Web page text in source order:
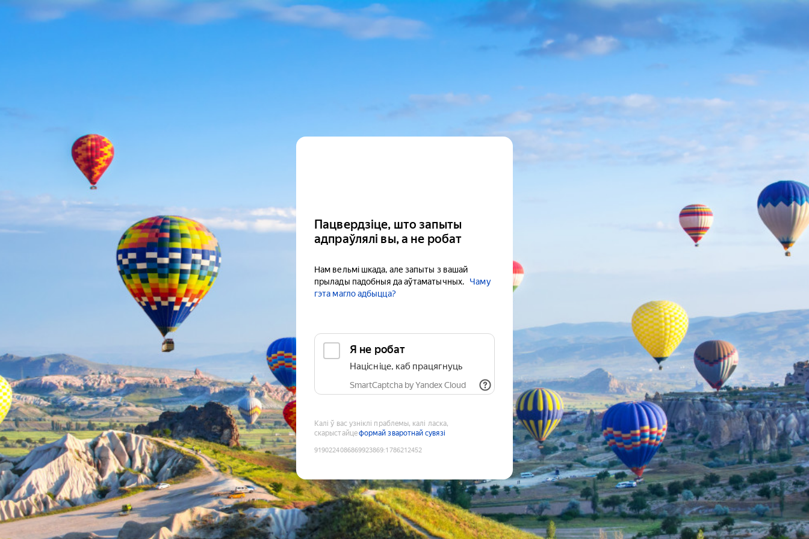
Пацвердзіце, што запыты
адпраўлялі вы, а не робат
Нам вельмі шкада, але запыты з вашай
прылады падобныя да аўтаматычных.
Чаму
гэта магло адбыцца?
Я не робат
Націсніце, каб працягнуць
SmartCaptcha by Yandex Cloud
Калі ў вас узніклі праблемы, калі ласка,
скарыстайцеформай зваротнай сувязі
9190224086869923869:1786212452